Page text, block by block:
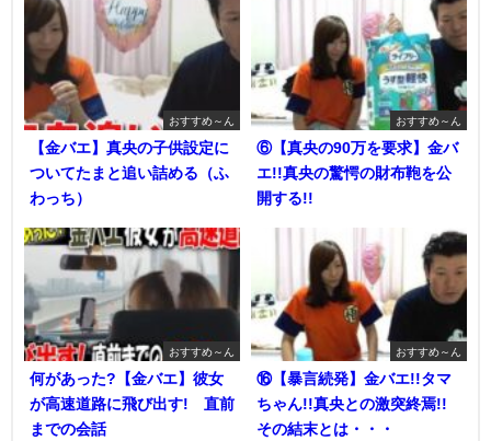
おすすめ～ん
【金バエ】真央の子供設定に
ついてたまと追い詰める（ふ
わっち）
おすすめ～ん
⑥【真央の90万を要求】金バ
エ!!真央の驚愕の財布鞄を公
開する!!
おすすめ～ん
何があった?【金バエ】彼女
が高速道路に飛び出す! 直前
までの会話
おすすめ～ん
⑯【暴言続発】金バエ!!タマ
ちゃん!!真央との激突終焉!!
その結末とは・・・